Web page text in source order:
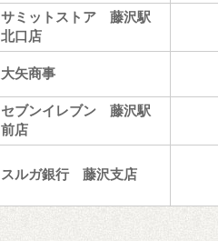
サミットストア 藤沢駅
北口店
大矢商事
セブンイレブン 藤沢駅
前店
スルガ銀行 藤沢支店